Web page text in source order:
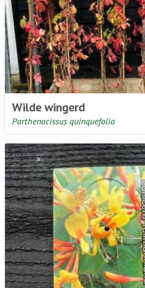
Wilde wingerd
Parthenocissus quinquefolia